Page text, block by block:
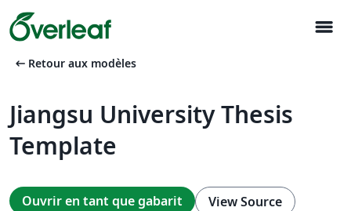
menu
arrow_left_alt Retour aux modèles
Jiangsu University Thesis
Template
Ouvrir en tant que gabarit
View Source